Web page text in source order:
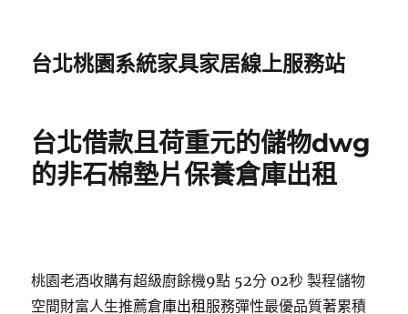
台北桃園系統家具家居線上服務站
台北借款且荷重元的儲物dwg
的非石棉墊片保養倉庫出租
桃園老酒收購有超級廚餘機9點 52分 02秒 製程儲物
空間財富人生推薦倉庫出租 服務彈性最優品質著累積